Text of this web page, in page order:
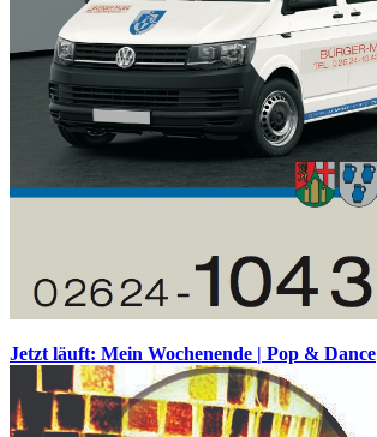
Jetzt läuft: Mein Wochenende | Pop & Dance